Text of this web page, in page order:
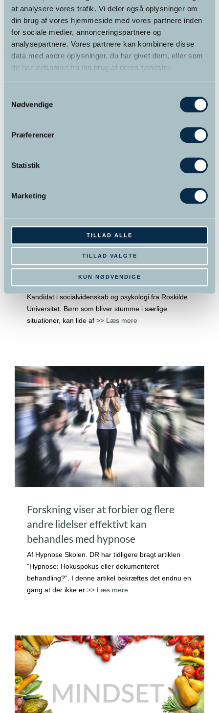
at analysere vores trafik. Vi deler også oplysninger om
din brug af vores hjemmeside med vores partnere inden
for sociale medier, annonceringspartnere og
analysepartnere. Vores partnere kan kombinere disse
data med andre oplysninger, du har givet dem, eller som
de har indsamlet fra din brug af deres tjenester.
Nødvendige
Præferencer
Statistik
Marketing
TILLAD ALLE
TILLAD VALGTE
KUN NØDVENDIGE
Hypnose mod smerter Smerte som fænomen er
subjektiv, dynamisk og psykologisk - et produkt af
komplekse, dynamiske processer i hjernen. Måden,
vi ubevidst fortolker og tænker om>> Læs mere
Børn som bliver stumme i særlige
situationer, kan lide af selektiv
mutisme
Af Millie Weng, studerende på Hypnose Skolen,
Kandidat i socialvidenskab og psykologi fra Roskilde
Universitet. Børn som bliver stumme i særlige
situationer, kan lide af >> Læs mere
Forskning viser at forbier og flere
andre lidelser effektivt kan
behandles med hypnose
Af Hypnose Skolen. DR har tidligere bragt artiklen
”Hypnose: Hokuspokus eller dokumenteret
behandling?”. I denne artikel bekræftes det endnu en
gang at der ikke er >> Læs mere